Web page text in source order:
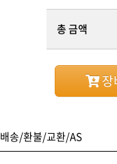
총 금액
장
배송/환불/교환/AS